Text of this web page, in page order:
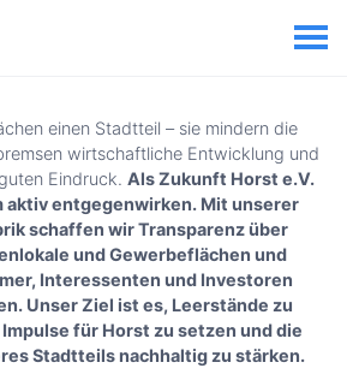
einen Stadtteil – sie mindern die
wirtschaftliche Entwicklung und
Eindruck. Als Zukunft Horst e.V.
aktiv entgegenwirken. Mit unserer
schaffen wir Transparenz über
und Gewerbeflächen und
Interessenten und Investoren
Unser Ziel ist es, Leerstände zu
für Horst zu setzen und die
Stadtteils nachhaltig zu stärken.